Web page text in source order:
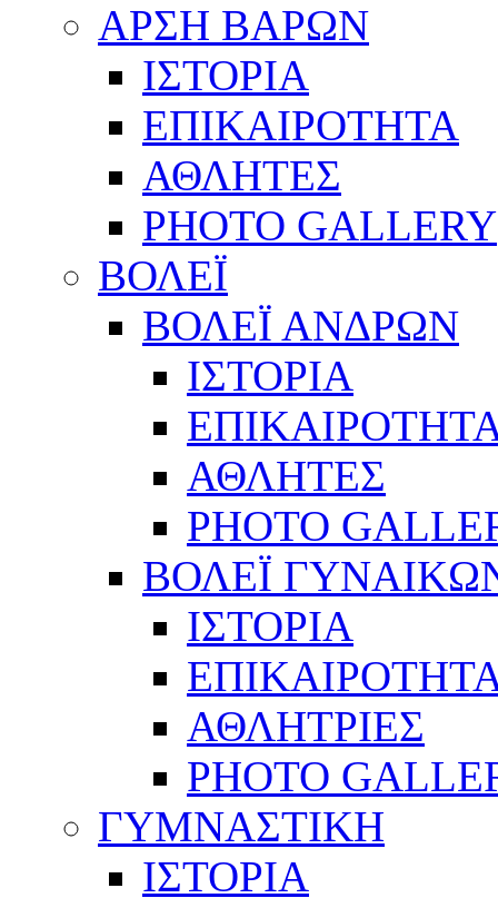
ΑΡΣΗ ΒΑΡΩΝ
ΙΣΤΟΡΙΑ
ΕΠΙΚΑΙΡΟΤΗΤΑ
ΑΘΛΗΤΕΣ
PHOTO GALLERY
ΒΟΛΕΪ
ΒΟΛΕΪ ΑΝΔΡΩΝ
ΙΣΤΟΡΙΑ
ΑΘΛΗΤΕΣ
PHOTO
ΒΟΛΕΪ
ΙΣΤΟΡΙΑ
ΑΘΛΗΤΡΙΕΣ
PHOTO
ΓΥΜΝΑΣΤΙΚΗ
ΙΣΤΟΡΙΑ